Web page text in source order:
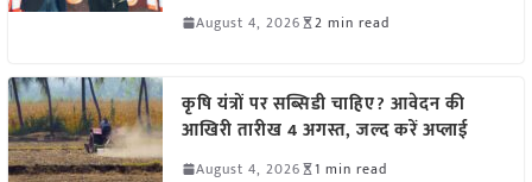
August 4, 2026 2 min read
कृषि यंत्रों पर सब्सिडी चाहिए? आवेदन की
आखिरी तारीख 4 अगस्त, जल्द करें अप्लाई
August 4, 2026 1 min read